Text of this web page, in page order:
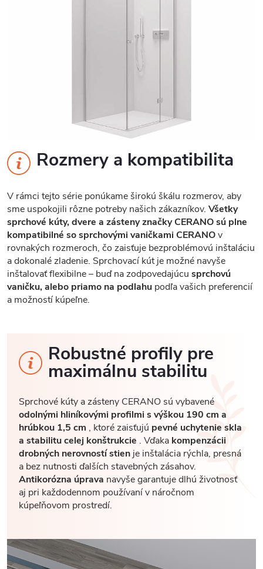
Rozmery a kompatibilita
V rámci tejto série ponúkame širokú škálu rozmerov, aby
sme uspokojili rôzne potreby našich zákazníkov. Všetky
sprchové kúty, dvere a zásteny značky CERANO sú plne
kompatibilné so sprchovými vaničkami CERANOv
rovnakých rozmeroch, čo zaisťuje bezproblémovú inštaláciu
a dokonalé zladenie. Sprchovací kút je možné navyše
inštalovať flexibilne – buď na zodpovedajúcu sprchovú
vaničku, alebo priamo na podlahu podľa vašich preferencií
a možností kúpeľne.
Robustné profily pre
maximálnu stabilitu
Sprchové kúty a zásteny CERANO sú vybavené
odolnými hliníkovými profilmi s výškou 190 cm a
hrúbkou 1,5 cm , ktoré zaisťujú pevné uchytenie skla
a stabilitu celej konštrukcie . Vďaka kompenzácii
drobných nerovností stien je inštalácia rýchla, presná
a bez nutnosti ďalších stavebných zásahov.
Antikorózna úprava navyše garantuje dlhú životnosť
aj pri každodennom používaní v náročnom
kúpeľňovom prostredí.